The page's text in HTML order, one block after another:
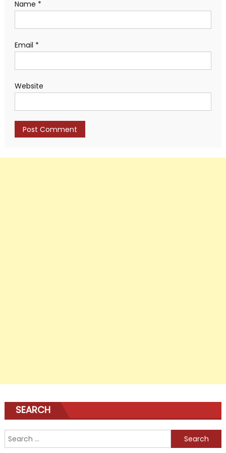
Name *
Email *
Website
SEARCH
Search
for: